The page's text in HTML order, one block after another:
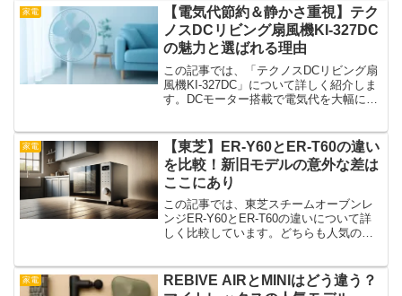
と楽しく、もっと手軽になるポイントを
ぎゅっと詰め込ん...
家電
【電気代節約＆静かさ重視】テク
ノスDCリビング扇風機KI-327DC
の魅力と選ばれる理由
この記事では、「テクノスDCリビング扇
風機KI-327DC」について詳しく紹介しま
す。DCモーター搭載で電気代を大幅に抑
性にも優れています。収納式リモコンや
スリムなデザ...
家電
【東芝】ER-Y60とER-T60の違い
を比較！新旧モデルの意外な差は
ここにあり
この記事では、東芝スチームオーブンレ
ンジER-Y60とER-T60の違いについて詳
しく比較しています。どちらも人気の石
ご存じでしょうか？新旧モデルを見比べ
て、自分に合っ...
家電
REBIVE AIRとMINIはどう違う？